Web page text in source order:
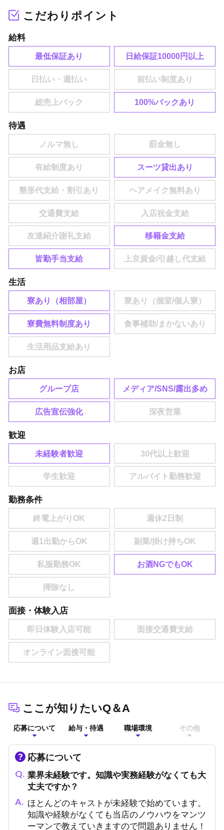
こだわりポイント
給料
最低保証あり 日給保証10000円以上
100%バックあり
待遇
スーツ貸出あり
移籍金支給
皆勤手当支給
生活
寮あり（相部屋）
寮費無料制度あり
お店
グループ店 メディア/SNS/露出多め
広告宣伝強化
歓迎
未経験者歓迎
勤務条件
お酒NGでもOK
面接・体験入店
ここが知りたいQ＆A
応募について 給与・待遇 職場環境 その他
応募について
業界未経験です。知識や実務経験がなくても大
丈夫ですか？
ほとんどのキャストが未経験で始めています。
知識や経験がなくても当店のノウハウをマンツ
ーマンで教えていきますので問題ありません！